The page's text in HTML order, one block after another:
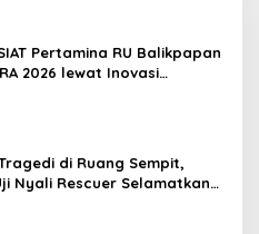
Pertamina RU Balikpapan
2026 lewat Inovasi
di Ruang Sempit,
Nyali Rescuer Selamatkan